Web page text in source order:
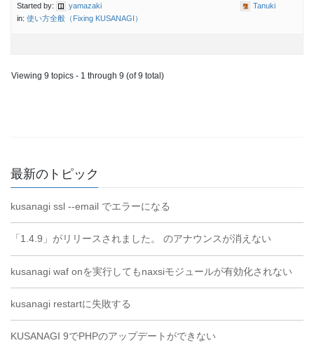
Started by:
yamazaki
in: 使い方全般（Fixing KUSANAGI）
Tanuki
Viewing 9 topics - 1 through 9 (of 9 total)
最新のトピック
kusanagi ssl --email でエラーになる
「1.4.9」がリリースされました。 のアナウンスが消えない
kusanagi waf onを実行してもnaxsiモジュールが有効化されない
kusanagi restartに失敗する
KUSANAGI 9でPHPのアップデートができない